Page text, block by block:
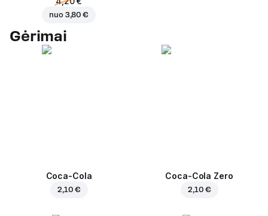
nuo 3,80 €
Gėrimai
Coca-Cola
2,10 €
Coca-Cola Zero
2,10 €